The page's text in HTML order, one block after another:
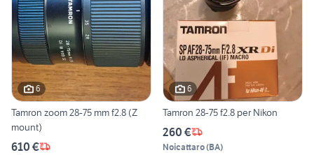
6
Tamron zoom 28-75 mm f2.8 (Z
mount)
610 €
6
Tamron 28-75 f2.8 per Nikon
260 €
Noicattaro(BA)